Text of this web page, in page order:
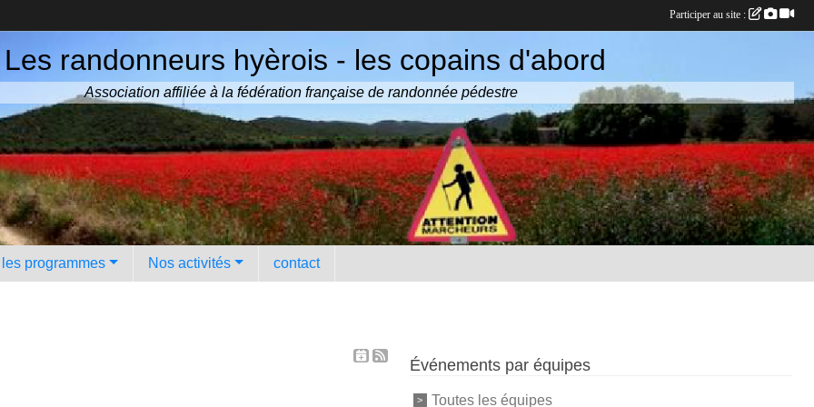
Les randonneurs hyèrois - les copains d'abord
Association affiliée à la fédération française de randonnée pédestre
programmes Nos activités contact
Événements par équipes
Toutes les équipes
Participer au site :